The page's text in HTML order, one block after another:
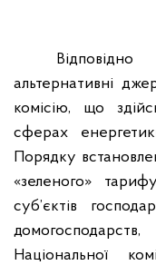
альтернативні
комісію, що
сферах
Порядку
«зеленого»
суб’єктів
Національної